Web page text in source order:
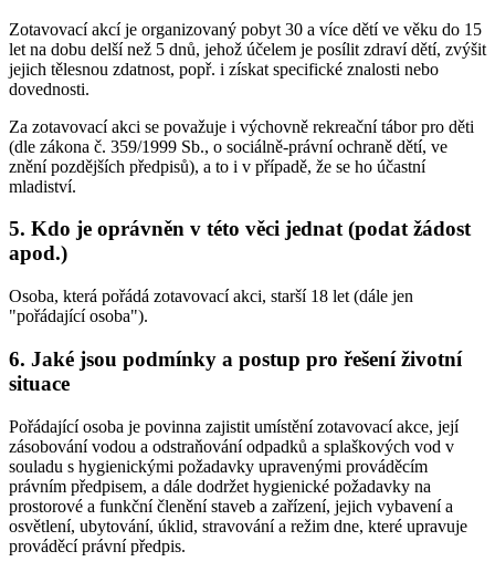
Zotavovací akcí je organizovaný pobyt 30 a více dětí ve věku do 15
let na dobu delší než 5 dnů, jehož účelem je posílit zdraví dětí, zvýšit
jejich tělesnou zdatnost, popř. i získat specifické znalosti nebo
dovednosti.
Za zotavovací akci se považuje i výchovně rekreační tábor pro děti
(dle zákona č. 359/1999 Sb., o sociálně-právní ochraně dětí, ve
znění pozdějších předpisů), a to i v případě, že se ho účastní
mladiství.
5. Kdo je oprávněn v této věci jednat (podat žádost
apod.)
Osoba, která pořádá zotavovací akci, starší 18 let (dále jen
"pořádající osoba").
6. Jaké jsou podmínky a postup pro řešení životní
situace
Pořádající osoba je povinna zajistit umístění zotavovací akce, její
zásobování vodou a odstraňování odpadků a splaškových vod v
souladu s hygienickými požadavky upravenými prováděcím
právním předpisem, a dále dodržet hygienické požadavky na
prostorové a funkční členění staveb a zařízení, jejich vybavení a
osvětlení, ubytování, úklid, stravování a režim dne, které upravuje
prováděcí právní předpis.